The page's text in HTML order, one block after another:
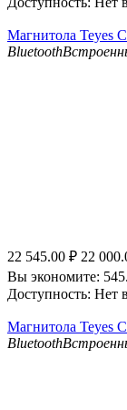
Магнитола Teyes
Bluetooth
22 545.00 ₽ 22
Вы экономите:
Доступность: Нет
Магнитола Teyes
Bluetooth